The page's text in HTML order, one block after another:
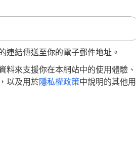
連結傳送至你的電子郵件地址。
料來支援你在本網站中的使用體驗、
以及用於隱私權政策中說明的其他用